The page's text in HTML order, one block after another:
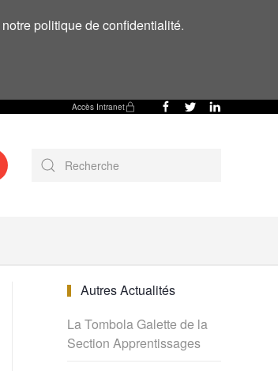
notre politique de confidentialité.
Accès Intranet
Autres Actualités
La Tombola Galette de la
Section Apprentissages